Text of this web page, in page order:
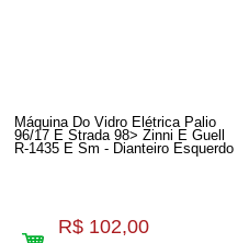
Máquina Do Vidro Elétrica Palio
96/17 E Strada 98> Zinni E Guell
R-1435 E Sm - Dianteiro Esquerdo
R$ 102,00